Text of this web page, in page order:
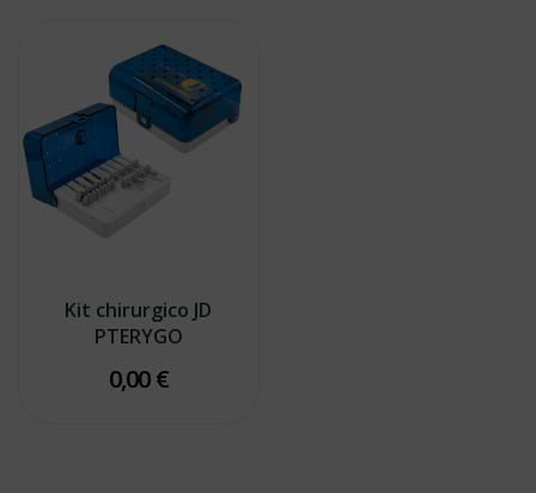
Kit chirurgico JD
PTERYGO
0,00 €